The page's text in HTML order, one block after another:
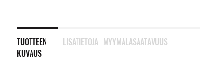
TUOTTEEN
KUVAUS
LISÄTIETOJA MYYMÄLÄSAATAVUUS